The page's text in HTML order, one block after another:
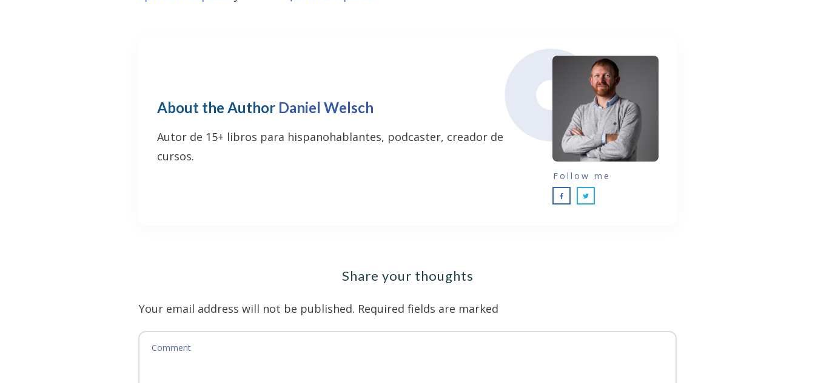
About the Author Daniel Welsch
Autor de 15+ libros para hispanohablantes, podcaster, creador de
cursos.
Follow me
Share your thoughts
Your email address will not be published. Required fields are marked